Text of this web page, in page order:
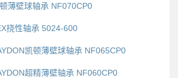
薄壁球轴承 NF070CP0
挠性轴承 5024-600
凯顿薄壁球轴承 NF065CP0
超精薄壁轴承 NF060CP0